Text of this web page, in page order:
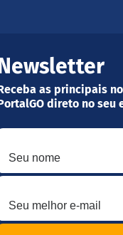
as principais
direto no seu
nome
melhor e-mail